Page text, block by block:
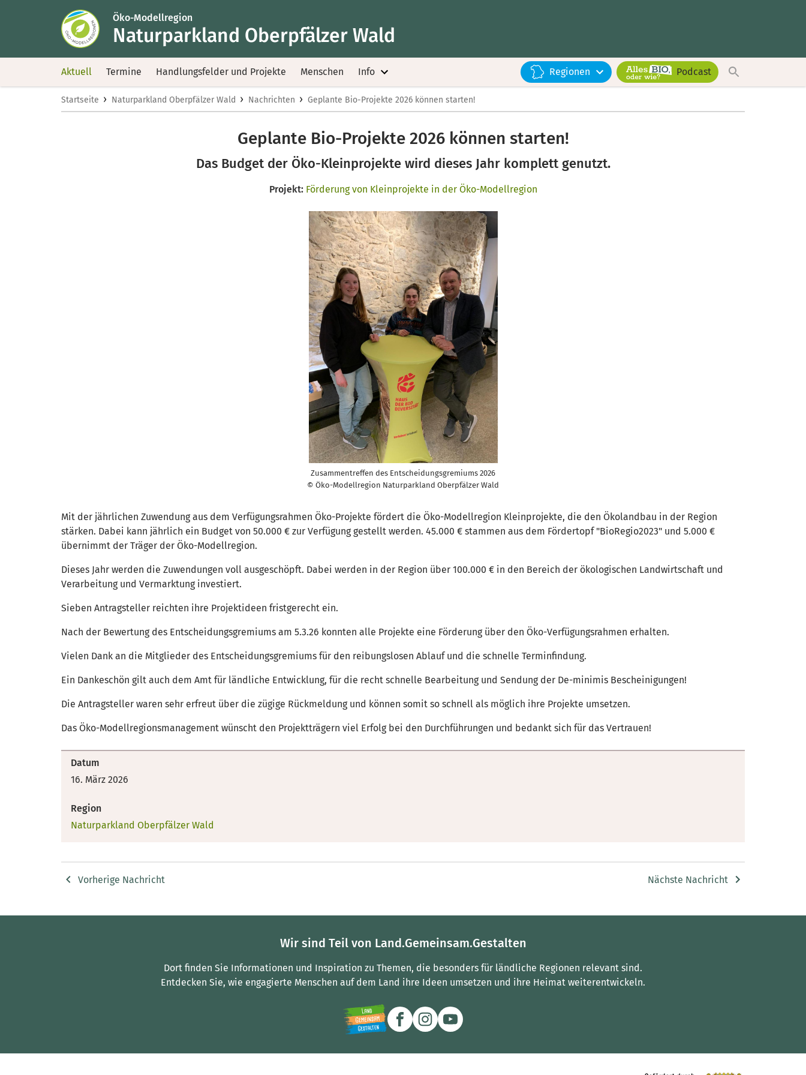
Öko-Modellregion
Naturparkland Oberpfälzer Wald
Aktuell Termine Handlungsfelder und Projekte Menschen Info Regionen Podcast
Startseite › Naturparkland Oberpfälzer Wald › Nachrichten › Geplante Bio-Projekte 2026 können starten!
Geplante Bio-Projekte 2026 können starten!
Das Budget der Öko-Kleinprojekte wird dieses Jahr komplett genutzt.
Projekt: Förderung von Kleinprojekte in der Öko-Modellregion
Zusammentreffen des Entscheidungsgremiums 2026
© Öko-Modellregion Naturparkland Oberpfälzer Wald
Mit der jährlichen Zuwendung aus dem Verfügungsrahmen Öko-Projekte fördert die Öko-Modellregion Kleinprojekte, die den Ökolandbau in der Region
stärken. Dabei kann jährlich ein Budget von 50.000 € zur Verfügung gestellt werden. 45.000 € stammen aus dem Fördertopf "BioRegio2023" und 5.000 €
übernimmt der Träger der Öko-Modellregion.
Dieses Jahr werden die Zuwendungen voll ausgeschöpft. Dabei werden in der Region über 100.000 € in den Bereich der ökologischen Landwirtschaft und
Verarbeitung und Vermarktung investiert.
Sieben Antragsteller reichten ihre Projektideen fristgerecht ein.
Nach der Bewertung des Entscheidungsgremiums am 5.3.26 konnten alle Projekte eine Förderung über den Öko-Verfügungsrahmen erhalten.
Vielen Dank an die Mitglieder des Entscheidungsgremiums für den reibungslosen Ablauf und die schnelle Terminfindung.
Ein Dankeschön gilt auch dem Amt für ländliche Entwicklung, für die recht schnelle Bearbeitung und Sendung der De-minimis Bescheinigungen!
Die Antragsteller waren sehr erfreut über die zügige Rückmeldung und können somit so schnell als möglich ihre Projekte umsetzen.
Das Öko-Modellregionsmanagement wünscht den Projektträgern viel Erfolg bei den Durchführungen und bedankt sich für das Vertrauen!
Datum
16. März 2026
Region
Naturparkland Oberpfälzer Wald
Vorherige Nachricht Nächste Nachricht
Wir sind Teil von Land.Gemeinsam.Gestalten
Dort finden Sie Informationen und Inspiration zu Themen, die besonders für ländliche Regionen relevant sind.
Entdecken Sie, wie engagierte Menschen auf dem Land ihre Ideen umsetzen und ihre Heimat weiterentwickeln.